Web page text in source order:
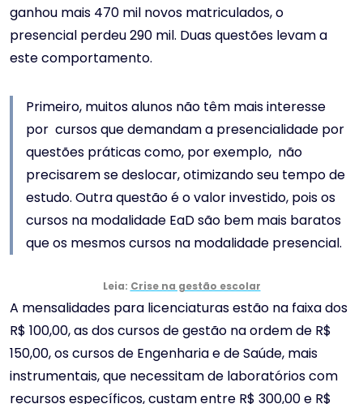
ganhou mais 470 mil novos matriculados, o
presencial perdeu 290 mil. Duas questões levam a
este comportamento.
Primeiro, muitos alunos não têm mais interesse
por cursos que demandam a presencialidade por
questões práticas como, por exemplo, não
precisarem se deslocar, otimizando seu tempo de
estudo. Outra questão é o valor investido, pois os
cursos na modalidade EaD são bem mais baratos
que os mesmos cursos na modalidade presencial.
Leia: Crise na gestão escolar
A mensalidades para licenciaturas estão na faixa dos
R$ 100,00, as dos cursos de gestão na ordem de R$
150,00, os cursos de Engenharia e de Saúde, mais
instrumentais, que necessitam de laboratórios com
recursos específicos, custam entre R$ 300,00 e R$